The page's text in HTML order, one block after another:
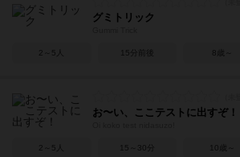
グミトリック
2～5人 15分前後 8歳～
お〜い、ここテストに出すぞ！
2～5人 15～30分 10歳～